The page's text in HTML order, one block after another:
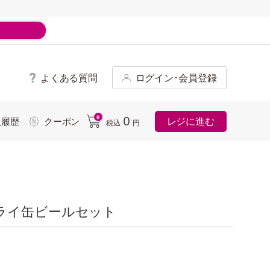
よくある質問 ログイン･会員登録
歴 クーポン 0
税込 0 円 レジに進む
イ缶ビールセット